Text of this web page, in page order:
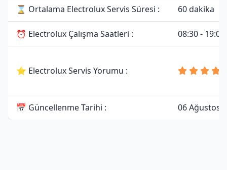
⌛ Ortalama Electrolux Servis Süresi : 60 dakika
⏰ Electrolux Çalışma Saatleri : 08:30 - 19:00
⭐ Electrolux Servis Yorumu :
📅 Güncellenme Tarihi : 06 Ağustos